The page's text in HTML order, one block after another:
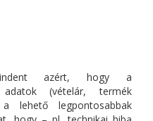
azért, hogy a
adatok (vételár, termék
lehető legpontosabbak